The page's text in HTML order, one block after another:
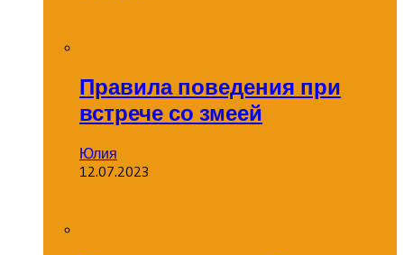
Правила поведения при
встрече со змеей
Юлия
12.07.2023